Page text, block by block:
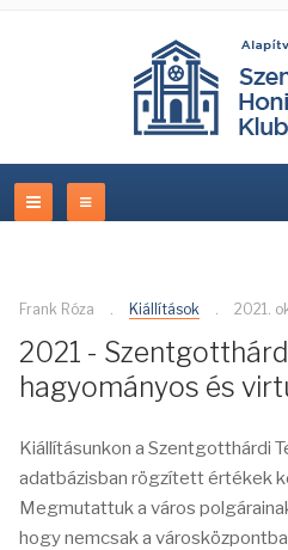
Frank Róza Kiállítások 2021.
2021 -
hagyományos és
Kiállításunkon a Szentgotthárdi
adatbázisban rögzített értékek
Megmutattuk a város
hogy nemcsak a